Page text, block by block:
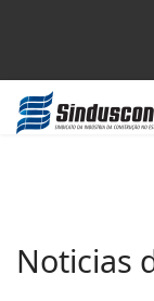
Noticias